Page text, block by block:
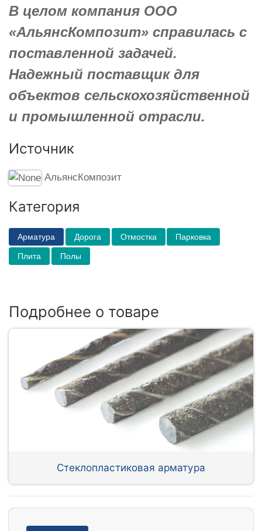
В целом компания ООО
«АльянсКомпозит» справилась с
поставленной задачей.
Надежный поставщик для
объектов сельскохозяйственной
и промышленной отрасли.
Источник
АльянсКомпозит
Категория
Арматура Дорога Отмостка Парковка
Плита Полы
Подробнее о товаре
Стеклопластиковая арматура